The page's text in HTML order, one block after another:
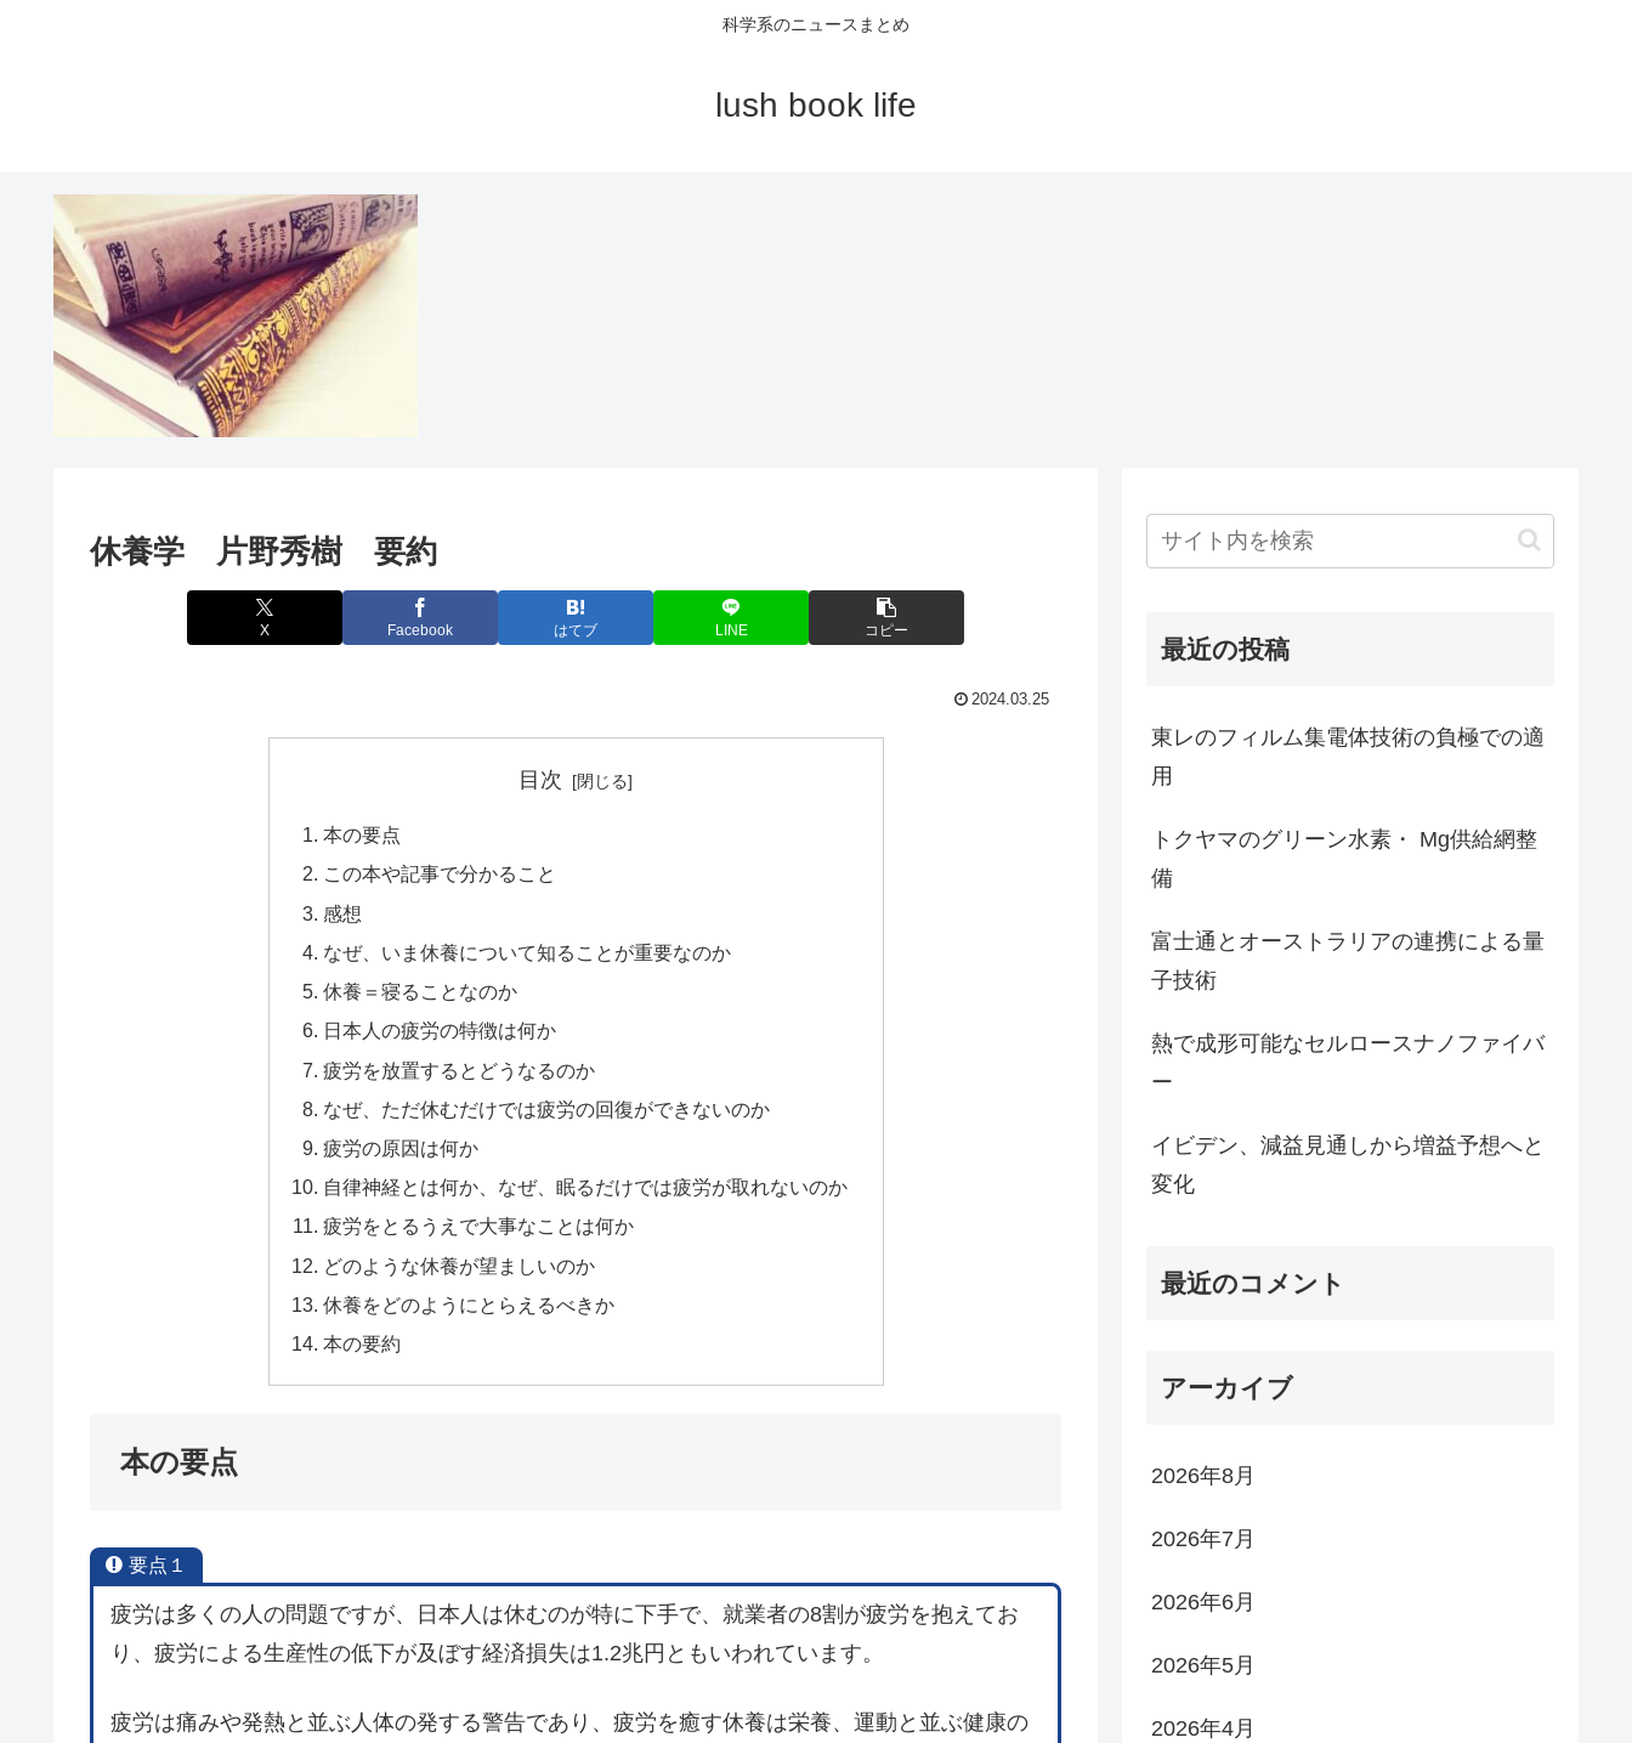
科学系のニュースまとめ
lush book life
休養学 片野秀樹 要約
X Facebook はてブ LINE コピー
2024.03.25
目次
本の要点
この本や記事で分かること
感想
なぜ、いま休養について知ることが重要なのか
休養＝寝ることなのか
日本人の疲労の特徴は何か
疲労を放置するとどうなるのか
なぜ、ただ休むだけでは疲労の回復ができないのか
疲労の原因は何か
自律神経とは何か、なぜ、眠るだけでは疲労が取れないのか
疲労をとるうえで大事なことは何か
どのような休養が望ましいのか
休養をどのようにとらえるべきか
本の要約
本の要点
要点１
疲労は多くの人の問題ですが、日本人は休むのが特に下手で、就業者の8割が疲労を抱えてお
り、疲労による生産性の低下が及ぼす経済損失は1.2兆円ともいわれています。
疲労は痛みや発熱と並ぶ人体の発する警告であり、疲労を癒す休養は栄養、運動と並ぶ健康の
最近の投稿
東レのフィルム集電体技術の負極での適
用
トクヤマのグリーン水素・ Mg供給網整
備
富士通とオーストラリアの連携による量
子技術
熱で成形可能なセルロースナノファイバ
ー
イビデン、減益見通しから増益予想へと
変化
最近のコメント
アーカイブ
2026年8月
2026年7月
2026年6月
2026年5月
2026年4月